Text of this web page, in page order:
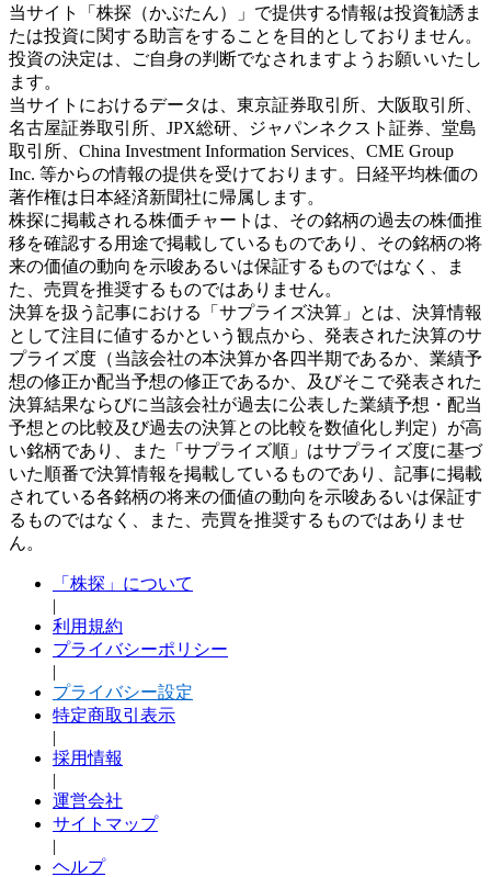
当サイト「株探（かぶたん）」で提供する情報は投資勧誘ま
たは投資に関する助言をすることを目的としておりません。
投資の決定は、ご自身の判断でなされますようお願いいたし
ます。
当サイトにおけるデータは、東京証券取引所、大阪取引所、
名古屋証券取引所、JPX総研、ジャパンネクスト証券、堂島
取引所、China Investment Information Services、CME Group
Inc. 等からの情報の提供を受けております。日経平均株価の
著作権は日本経済新聞社に帰属します。
株探に掲載される株価チャートは、その銘柄の過去の株価推
移を確認する用途で掲載しているものであり、その銘柄の将
来の価値の動向を示唆あるいは保証するものではなく、ま
た、売買を推奨するものではありません。
決算を扱う記事における「サプライズ決算」とは、決算情報
として注目に値するかという観点から、発表された決算のサ
プライズ度（当該会社の本決算か各四半期であるか、業績予
想の修正か配当予想の修正であるか、及びそこで発表された
決算結果ならびに当該会社が過去に公表した業績予想・配当
予想との比較及び過去の決算との比較を数値化し判定）が高
い銘柄であり、また「サプライズ順」はサプライズ度に基づ
いた順番で決算情報を掲載しているものであり、記事に掲載
されている各銘柄の将来の価値の動向を示唆あるいは保証す
るものではなく、また、売買を推奨するものではありませ
ん。
「株探」について
|
利用規約
プライバシーポリシー
|
プライバシー設定
特定商取引表示
|
採用情報
|
運営会社
サイトマップ
|
ヘルプ